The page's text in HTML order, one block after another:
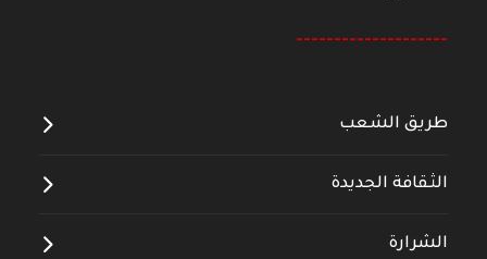
--------------------
طريق الشعب
الثقافة الجديدة
الشرارة